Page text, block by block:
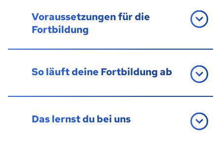
Voraussetzungen für die
Fortbildung
So läuft deine Fortbildung ab
Das lernst du bei uns